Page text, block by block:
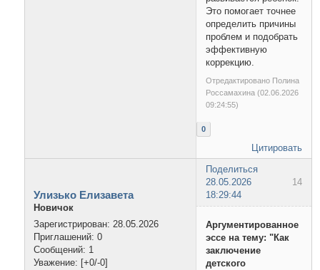
Это помогает точнее
определить причины
проблем и подобрать
эффективную
коррекцию.
Отредактировано Полина
Россамахина (02.06.2026
09:24:55)
0
Цитировать
Поделиться
14
28.05.2026
18:29:44
Улизько Елизавета
Новичок
Зарегистрирован: 28.05.2026
Приглашений: 0
Сообщений: 1
Уважение:
[+0/-0]
Аргументированное
эссе на тему: "Как
заключение
детского